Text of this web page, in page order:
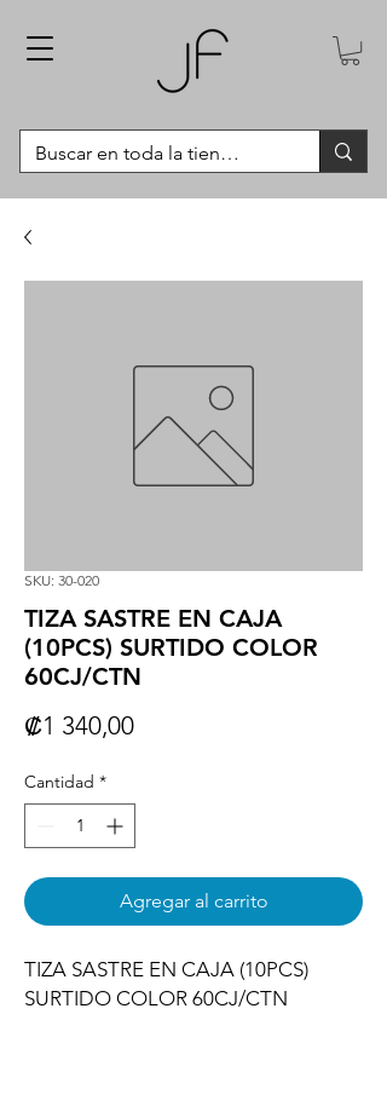
SKU: 30-020
TIZA SASTRE EN CAJA
(10PCS) SURTIDO COLOR
60CJ/CTN
₡1 340,00Precio
Cantidad *
Agregar al carrito
TIZA SASTRE EN CAJA (10PCS)
SURTIDO COLOR 60CJ/CTN